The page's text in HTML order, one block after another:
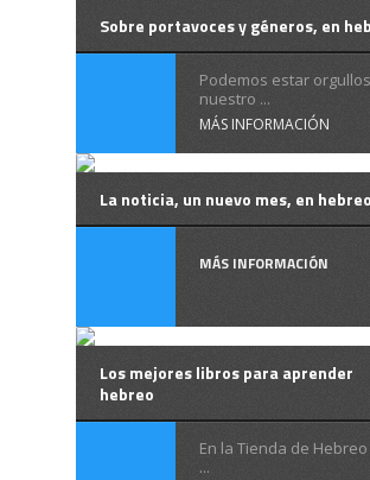
Sobre portavoces y géneros, en
Podemos estar
nuestro ...
MÁS INFORMACIÓN
La noticia, un nuevo mes, en hebreo
MÁS INFORMACIÓN
Los mejores libros para aprender
hebreo
En la Tienda de Hebreo
...